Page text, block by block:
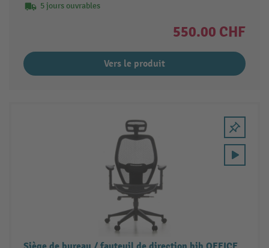
5 jours ouvrables
550.00 CHF
Vers le produit